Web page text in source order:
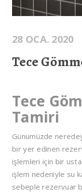
28 OCA. 2020
Tece
Tece
Tamiri
Günümüzde
bir yer edinen
işlemleri için bir
işlem nedeniyle su
sebeple rezervuar